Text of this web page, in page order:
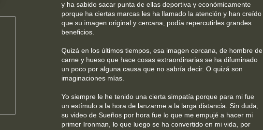
y ha sabido sacar punta de ellas deportiva y económicamente
porque ha ciertas marcas les ha llamado la atención y han creído
que su imagen original y cercana, podía repercutirles grandes
beneficios.
Quizá en los últimos tiempos, esa imagen cercana, de hombre de
carne y hueso que hace cosas extraordinarias se ha difuminado
un poco por alguna causa que no sabría decir. O quizá son
imaginaciones mías.
Yo siempre le he tenido una cierta simpatía porque para mi fue
un estímulo a la hora de lanzarme a la larga distancia. Sin duda,
su video de Sueños por hora fue lo que me empujé a hacer mi
primer Ironman, lo que luego se ha convertido en mi vida, por